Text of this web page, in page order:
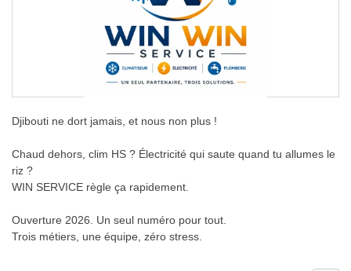
Djibouti ne dort jamais, et nous non plus !
Chaud dehors, clim HS ? Électricité qui saute quand tu allumes le
riz ?
WIN SERVICE règle ça rapidement.
Ouverture 2026. Un seul numéro pour tout.
Trois métiers, une équipe, zéro stress.